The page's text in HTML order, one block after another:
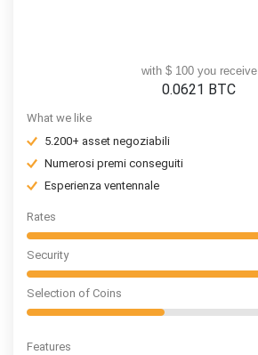
with $ 100 you receive
0.0621 BTC
What we like
5.200+ asset negoziabili
Numerosi premi conseguiti
Esperienza ventennale
Rates
Security
Selection of Coins
Features